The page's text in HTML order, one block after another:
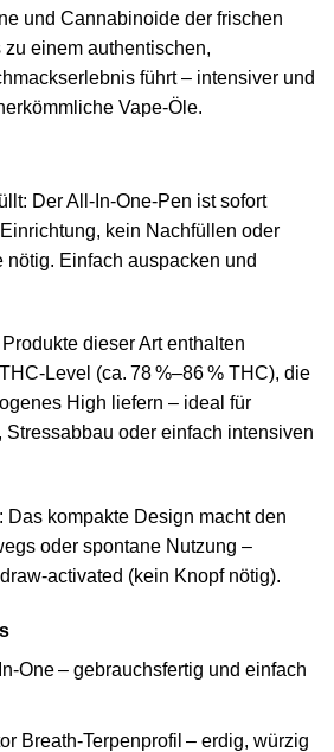
und Cannabinoide der frischen
einem authentischen,
führt – intensiver und
Vape‑Öle.
Der All‑In‑One‑Pen ist sofort
kein Nachfüllen oder
Einfach auspacken und
dieser Art enthalten
(ca. 78 %–86 % THC), die
High liefern – ideal für
oder einfach intensiven
Das kompakte Design macht den
oder spontane Nutzung –
(kein Knopf nötig).
– gebrauchsfertig und einfach
Breath‑Terpenprofil – erdig, würzig